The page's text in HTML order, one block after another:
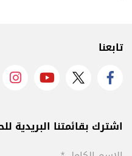
تابعنا
اشترك بقائمتنا البريدية